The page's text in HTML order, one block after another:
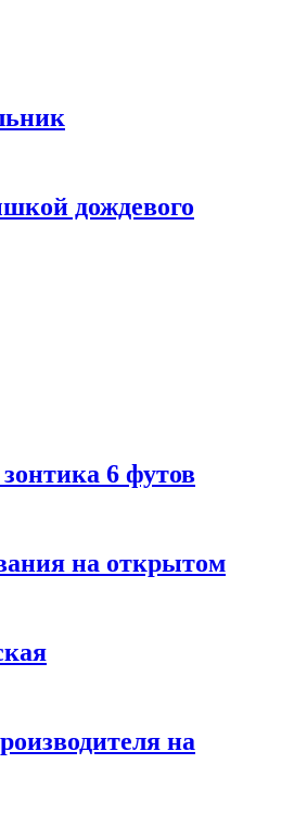
дождевого
6 футов
на открытом
на